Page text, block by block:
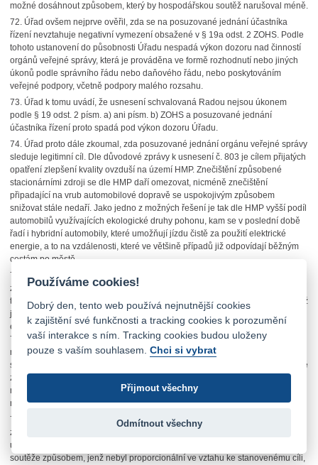
možné dosáhnout způsobem, který by hospodářskou soutěž narušoval méně.
72. Úřad ovšem nejprve ověřil, zda se na posuzované jednání účastníka
řízení nevztahuje negativní vymezení obsažené v § 19a odst. 2 ZOHS. Podle
tohoto ustanovení do působnosti Úřadu nespadá výkon dozoru nad činností
orgánů veřejné správy, která je prováděna ve formě rozhodnutí nebo jiných
úkonů podle správního řádu nebo daňového řádu, nebo poskytováním
veřejné podpory, včetně podpory malého rozsahu.
73. Úřad k tomu uvádí, že usnesení schvalovaná Radou nejsou úkonem
podle § 19 odst. 2 písm. a) ani písm. b) ZOHS a posuzované jednání
účastníka řízení proto spadá pod výkon dozoru Úřadu.
74. Úřad proto dále zkoumal, zda posuzované jednání orgánu veřejné správy
sleduje legitimní cíl. Dle důvodové zprávy k usnesení č. 803 je cílem přijatých
opatření zlepšení kvality ovzduší na území HMP. Znečištění způsobené
stacionárními zdroji se dle HMP daří omezovat, nicméně znečištění
připadající na vrub automobilové dopravě se uspokojivým způsobem
snižovat stále nedaří. Jako jedno z možných řešení je tak dle HMP vyšší podíl
automobilů využívajících ekologické druhy pohonu, kam se v poslední době
řadí i hybridní automobily, které umožňují jízdu čistě za použití elektrické
energie, a to na vzdálenosti, které ve většině případů již odpovídají běžným
cestám po městě.
75. Úřad konstatuje, že není pochyb o tom, že snaha HMP spočívající ve
zlepšování kvality ovzduší na území HMP se jeví jako legitimní cíl. Avšak ani
tento legitimní cíl neospravedlňuje takový zásah do soutěžního prostředí, jenž
je diskriminační vůči některým soutěžitelům, aniž by pro takový zásah
existovaly objektivně ospravedlnitelné důvody. Jak vyplývá zejména z bodu
70. tohoto rozhodnutí, existenci legitimního cíle a ospravedlnitelné důvody
není možné zaměňovat. Bude tedy nezbytné určit, zda jednání HMP
směřovalo byť jen k potenciálnímu narušení hospodářské soutěže a případně
zda toto narušení bylo proporcionální ve vztahu ke stanovenému cíli, tj. zda
míra narušení hospodářské soutěže nebyla větší, než bylo v daném případě
nezbytné pro dosažení legitimního cíle.
76. Stěžejní pro posouzení, zda uvedené jednání HMP je v rozporu se
zákazem formulovaným v § 19a odst. 1 ZOHS, je tak skutečnost, zda HMP při
uplatňování regulace zvýhodněného parkování zasáhlo do hospodářské
soutěže způsobem, jenž nebyl proporcionální ve vztahu ke stanovenému cíli,
Používáme cookies!
Dobrý den, tento web používá nejnutnější cookies
k zajištění své funkčnosti a tracking cookies k porozumění
vaší interakce s ním. Tracking cookies budou uloženy
pouze s vaším souhlasem.Chci si vybrat
Přijmout všechny
Odmítnout všechny